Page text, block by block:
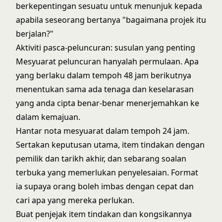
berkepentingan sesuatu untuk menunjuk kepada
apabila seseorang bertanya "bagaimana projek itu
berjalan?"
Aktiviti pasca-peluncuran: susulan yang penting
Mesyuarat peluncuran hanyalah permulaan. Apa
yang berlaku dalam tempoh 48 jam berikutnya
menentukan sama ada tenaga dan keselarasan
yang anda cipta benar-benar menerjemahkan ke
dalam kemajuan.
Hantar nota mesyuarat dalam tempoh 24 jam.
Sertakan keputusan utama, item tindakan dengan
pemilik dan tarikh akhir, dan sebarang soalan
terbuka yang memerlukan penyelesaian. Format
ia supaya orang boleh imbas dengan cepat dan
cari apa yang mereka perlukan.
Buat penjejak item tindakan dan kongsikannya